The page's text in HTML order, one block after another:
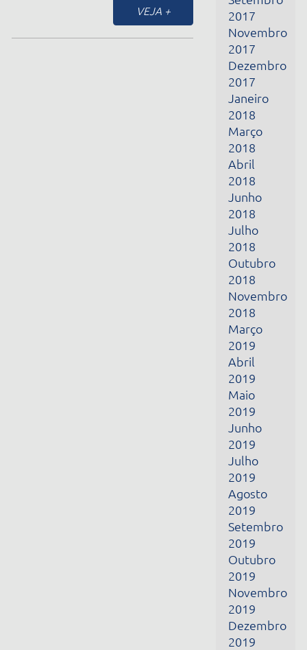
2017
Janeiro
2018
Março
2018
Abril
Junho
2018
Julho
2018
Outubro
2018
Novembro
2018
Março
2019
Abril
2019
Maio
2019
Junho
2019
Julho
2019
Agosto
2019
Setembro
2019
Outubro
2019
Novembro
2019
Dezembro
2019
Janeiro
2020
Fevereiro
2020
Março
2020
Abril
2020
Maio